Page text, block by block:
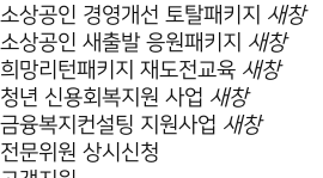
소상공인 경영개선 토탈패키지 새창
소상공인 새출발 응원패키지 새창
희망리턴패키지 재도전교육 새창
청년 신용회복지원 사업 새창
금융복지컨설팅 지원사업 새창
전문위원 상시신청